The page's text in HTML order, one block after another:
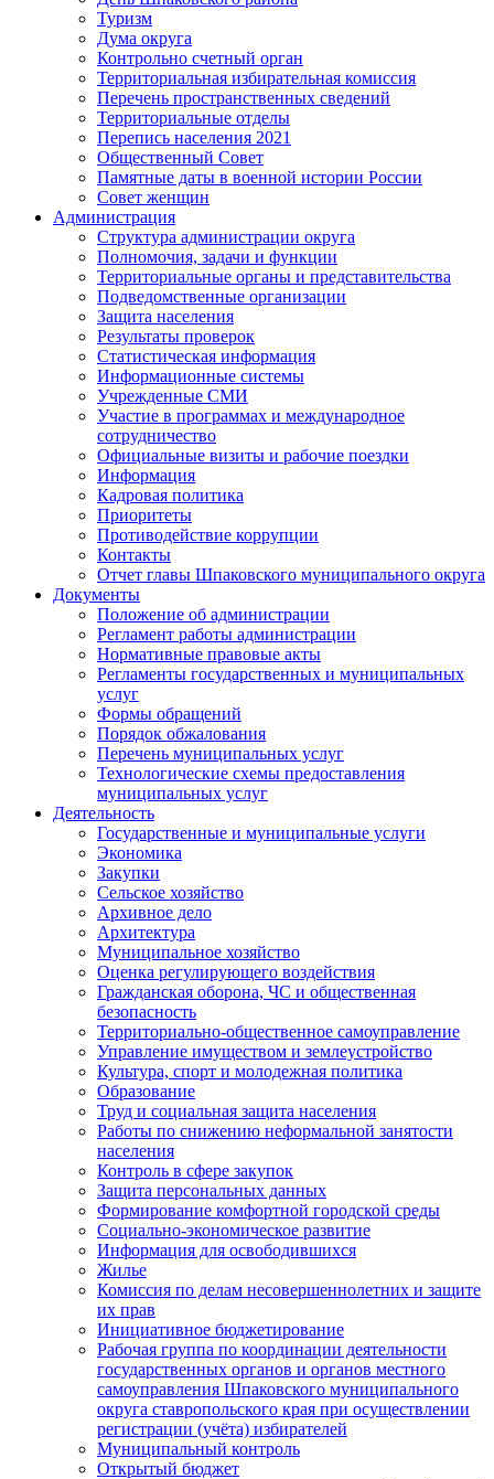
Туризм
Дума округа
Контрольно счетный орган
Территориальная избирательная комиссия
Перечень пространственных сведений
Территориальные отделы
Перепись населения 2021
Общественный Совет
Памятные даты в военной истории России
Совет женщин
Администрация
Структура администрации округа
Полномочия, задачи и функции
Территориальные органы и представительства
Подведомственные организации
Защита населения
Результаты проверок
Статистическая информация
Информационные системы
Учрежденные СМИ
Участие в программах и международное
сотрудничество
Официальные визиты и рабочие поездки
Информация
Кадровая политика
Приоритеты
Противодействие коррупции
Контакты
Отчет главы Шпаковского муниципального округа
Документы
Положение об администрации
Регламент работы администрации
Нормативные правовые акты
Регламенты государственных и муниципальных
услуг
Формы обращений
Порядок обжалования
Перечень муниципальных услуг
Технологические схемы предоставления
муниципальных услуг
Деятельность
Государственные и муниципальные услуги
Экономика
Закупки
Сельское хозяйство
Архивное дело
Архитектура
Муниципальное хозяйство
Оценка регулирующего воздействия
Гражданская оборона, ЧС и общественная
безопасность
Территориально-общественное самоуправление
Управление имуществом и землеустройство
Культура, спорт и молодежная политика
Образование
Труд и социальная защита населения
Работы по снижению неформальной занятости
населения
Контроль в сфере закупок
Защита персональных данных
Формирование комфортной городской среды
Социально-экономическое развитие
Информация для освободившихся
Жилье
Комиссия по делам несовершеннолетних и защите
их прав
Инициативное бюджетирование
Рабочая группа по координации деятельности
государственных органов и органов местного
самоуправления Шпаковского муниципального
округа ставропольского края при осуществлении
регистрации (учёта) избирателей
Муниципальный контроль
Открытый бюджет